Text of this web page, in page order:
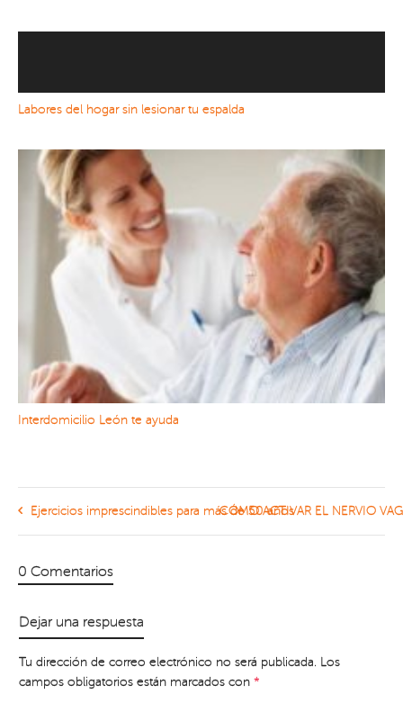
Labores del hogar sin lesionar tu espalda
Interdomicilio León te ayuda
Ejercicios imprescindibles para más de 50 añosCÓMO ACTIVAR EL NERVIO
0 Comentarios
Dejar una respuesta
Tu dirección de correo electrónico no será publicada. Los
campos obligatorios están marcados con *